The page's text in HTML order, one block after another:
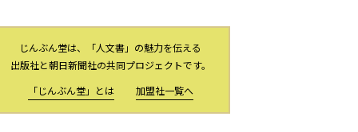
じんぶん堂は、「人文書」の魅力を伝える
出版社と朝日新聞社の共同プロジェクトです。
「じんぶん堂」とは
加盟社一覧へ